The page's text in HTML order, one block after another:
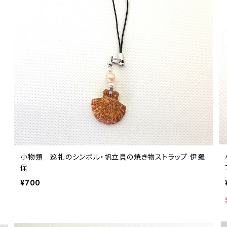
小物類 巡礼のシンボル・帆立貝の焼き物ストラップ 伊羅
保
¥700